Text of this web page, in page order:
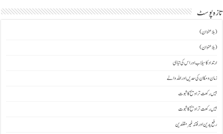
تازہ پوسٹ
(بلاعنوان)
(بلاعنوان)
ارتداد کا سیلاب اور اس کی تباہی
زمان و مکان کی حدیں اور اللہ والے
بیس رکعت تراویح کا ثبوت
بیس رکعت تراویح کا ثبوت
رفع یدین اور فتنہ غیرمقلدین